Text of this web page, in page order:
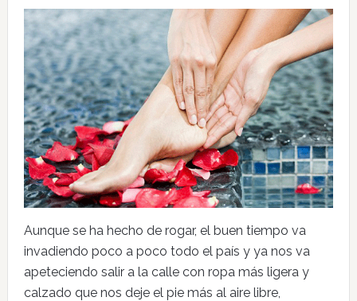
Aunque se ha hecho de rogar, el buen tiempo va
invadiendo poco a poco todo el país y ya nos va
apeteciendo salir a la calle con ropa más ligera y
calzado que nos deje el pie más al aire libre,